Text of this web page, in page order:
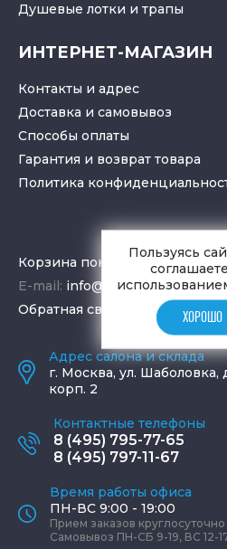
Душевые лотки и трапы
ИНТЕРНЕТ-МАГАЗИН
Контакты и адрес
Доставка и самовывоз
Способы оплаты
Гарантия и возврат товара
Политика
Корзина покупок
E-mail: info@aquamir.ru
Обратная связь
Адрес салона и склада
г. Москва, ул. Шаболовка,
корп. 2
Контактные телефоны
8 (495) 795-77-65
8 (495) 797-11-67
Время работы офиса
ПН-ВС 9:00 - 19:00
Прием заказов круглосуточно
Самовывоз ПН-СБ 9-19, ВС 12-
Пользуясь
ХОРОШО